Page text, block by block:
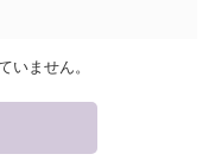
いません。